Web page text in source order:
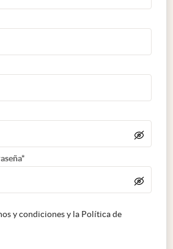
y condiciones y la Política de